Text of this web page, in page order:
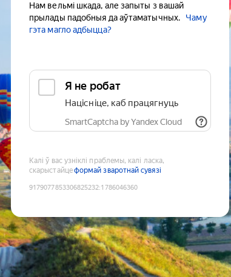
Нам вельмі шкада, але запыты з вашай
прылады падобныя да аўтаматычных.
Чаму
гэта магло адбыцца?
Я не робат
Націсніце, каб працягнуць
SmartCaptcha by Yandex Cloud
Калі ў вас узніклі праблемы, калі ласка,
скарыстайцеформай зваротнай сувязі
9179077853306825232:1786046360